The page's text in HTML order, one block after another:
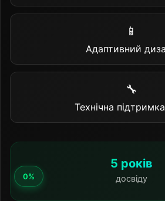
📱
Адаптивний
🔧
Технічна
5 років
досвіду